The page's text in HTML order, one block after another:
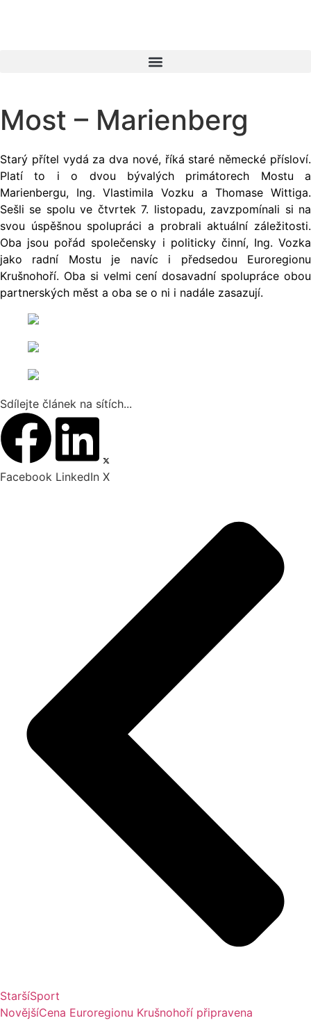
Most – Marienberg
Starý přítel vydá za dva nové, říká staré německé přísloví.
Platí to i o dvou bývalých primátorech Mostu a
Marienbergu, Ing. Vlastimila Vozku a Thomase Wittiga.
Sešli se spolu ve čtvrtek 7. listopadu, zavzpomínali si na
svou úspěšnou spolupráci a probrali aktuální záležitosti.
Oba jsou pořád společensky i politicky činní, Ing. Vozka
jako radní Mostu je navíc i předsedou Euroregionu
Krušnohoří. Oba si velmi cení dosavadní spolupráce obou
partnerských měst a oba se o ni i nadále zasazují.
Sdílejte článek na sítích...
Facebook LinkedIn X
StaršíSport
NovějšíCena Euroregionu Krušnohoří připravena